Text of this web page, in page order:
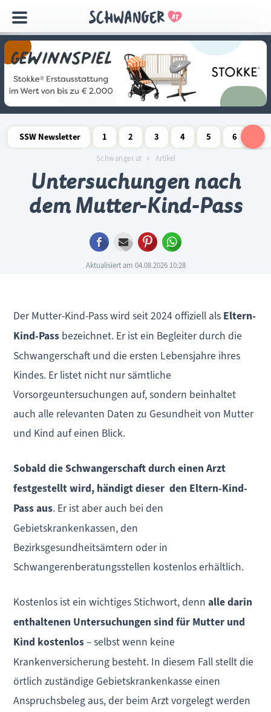
überspringen
SSW Newsletter
1
Schwangerschaftswoche
2
Schwangerschaftswoche
3
Schwangerschaftswoche
4
Schwangerschaftswoche
5
Schwangerschaftswoche
6
Schwanger.at Artikel
Untersuchungen nach
dem Mutter-Kind-Pass
Facebook
E-mail Pinterest
Aktualisiert am 04.08.2026 10:28
Der Mutter-Kind-Pass wird seit 2024 offiziell als Eltern-
Kind-Pass bezeichnet. Er ist ein Begleiter durch die
Schwangerschaft und die ersten Lebensjahre ihres
Kindes. Er listet nicht nur sämtliche
Vorsorgeuntersuchungen auf, sondern beinhaltet
auch alle relevanten Daten zu Gesundheit von Mutter
und Kind auf einen Blick.
Sobald die Schwangerschaft durch einen Arzt
festgestellt wird, händigt dieser den Eltern-Kind-
Pass aus. Er ist aber auch bei den
Gebietskrankenkassen, den
Bezirksgesundheitsämtern oder in
Schwangerenberatungsstellen kostenlos erhältlich.
Kostenlos ist ein wichtiges Stichwort, dennalle darin
enthaltenen Untersuchungen sind für Mutter und
Kind kostenlos– selbst wenn keine
Krankenversicherung besteht. In diesem Fall stellt die
örtlich zuständige Gebietskrankenkasse einen
Anspruchsbeleg aus, der beim Arzt vorgelegt werden